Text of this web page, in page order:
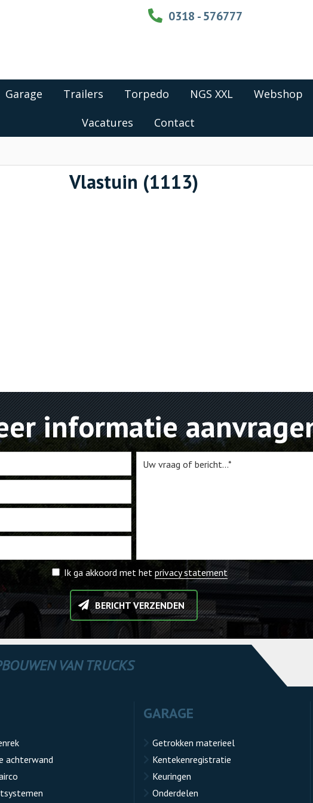
0318 - 576777
Garage Trailers Torpedo NGS XXL Webshop
Vacatures
Contact
Vlastuin (1113)
informatie
Ik ga akkoord met het privacy statement
BERICHT VERZENDEN
VAN TRUCKS
achterwand
GARAGE
Getrokken materieel
Kentekenregistratie
Keuringen
Onderdelen